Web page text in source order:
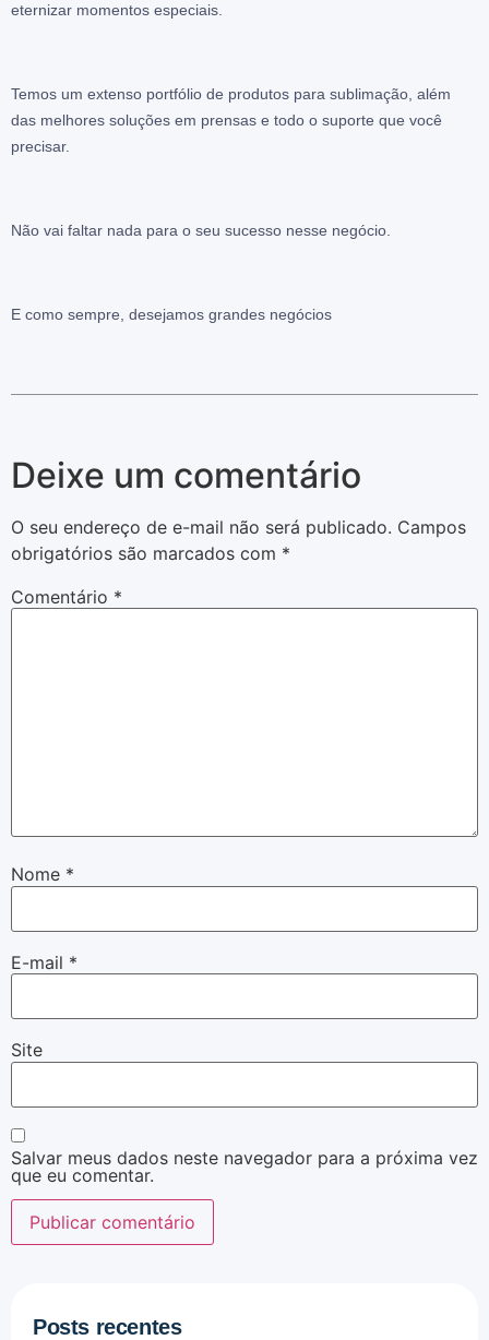
eternizar momentos especiais.
Temos um extenso portfólio de produtos para sublimação, além
das melhores soluções em prensas e todo o suporte que você
precisar.
Não vai faltar nada para o seu sucesso nesse negócio.
E como sempre, desejamos grandes negócios
Deixe um comentário
O seu endereço de e-mail não será publicado. Campos
obrigatórios são marcados com *
Comentário *
Nome *
E-mail *
Site
Salvar meus dados neste navegador para a próxima vez
que eu comentar.
Posts recentes